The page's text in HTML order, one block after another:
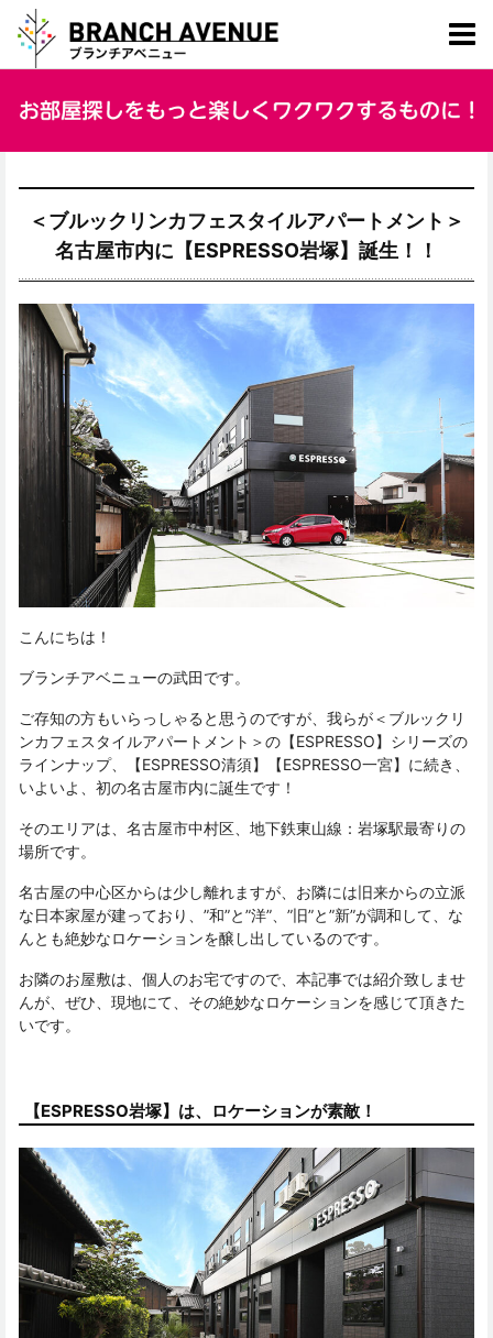
＜ブルックリンカフェスタイルアパートメント＞
名古屋市内に【ESPRESSO岩塚】誕生！！
こんにちは！
ブランチアベニューの武田です。
ご存知の方もいらっしゃると思うのですが、我らが＜ブルックリ
ンカフェスタイルアパートメント＞の【ESPRESSO】シリーズの
ラインナップ、【ESPRESSO清須】【ESPRESSO一宮】に続き、
いよいよ、初の名古屋市内に誕生です！
そのエリアは、名古屋市中村区、地下鉄東山線：岩塚駅最寄りの
場所です。
名古屋の中心区からは少し離れますが、お隣には旧来からの立派
な日本家屋が建っており、”和”と”洋”、”旧”と”新”が調和して、な
んとも絶妙なロケーションを醸し出しているのです。
お隣のお屋敷は、個人のお宅ですので、本記事では紹介致しませ
んが、ぜひ、現地にて、その絶妙なロケーションを感じて頂きた
いです。
【ESPRESSO岩塚】は、ロケーションが素敵！